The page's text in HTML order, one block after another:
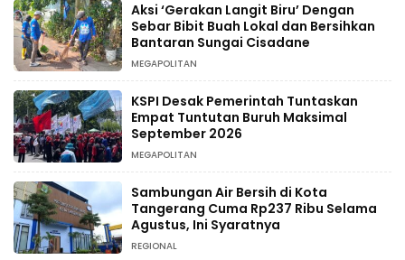
Aksi ‘Gerakan Langit Biru’ Dengan
Sebar Bibit Buah Lokal dan Bersihkan
Bantaran Sungai Cisadane
MEGAPOLITAN
KSPI Desak Pemerintah Tuntaskan
Empat Tuntutan Buruh Maksimal
September 2026
MEGAPOLITAN
Sambungan Air Bersih di Kota
Tangerang Cuma Rp237 Ribu Selama
Agustus, Ini Syaratnya
REGIONAL